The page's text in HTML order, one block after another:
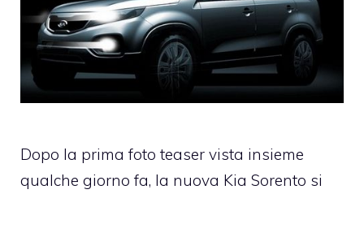
Dopo la prima foto teaser vista insieme
qualche giorno fa, la nuova Kia Sorento si